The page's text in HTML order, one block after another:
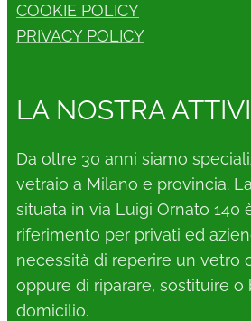
COOKIE POLICY
PRIVACY POLICY
LA NOSTRA
Da oltre 30 anni siamo
vetraio a Milano e provincia.
situata in via Luigi Ornato 140
riferimento per privati ed
necessità di reperire un vetro
oppure di riparare, sostituire o
domicilio.